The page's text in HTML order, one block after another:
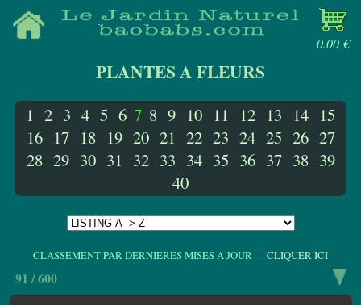
0.00 €
PLANTES A FLEURS
1 2 3 4 5 6 7 8 9 10 11 12 13 14 15
16 17 18 19 20 21 22 23 24 25 26 27
28 29 30 31 32 33 34 35 36 37 38 39
40
CLASSEMENT PAR DERNIERES MISES A JOUR CLIQUER ICI
91 / 600